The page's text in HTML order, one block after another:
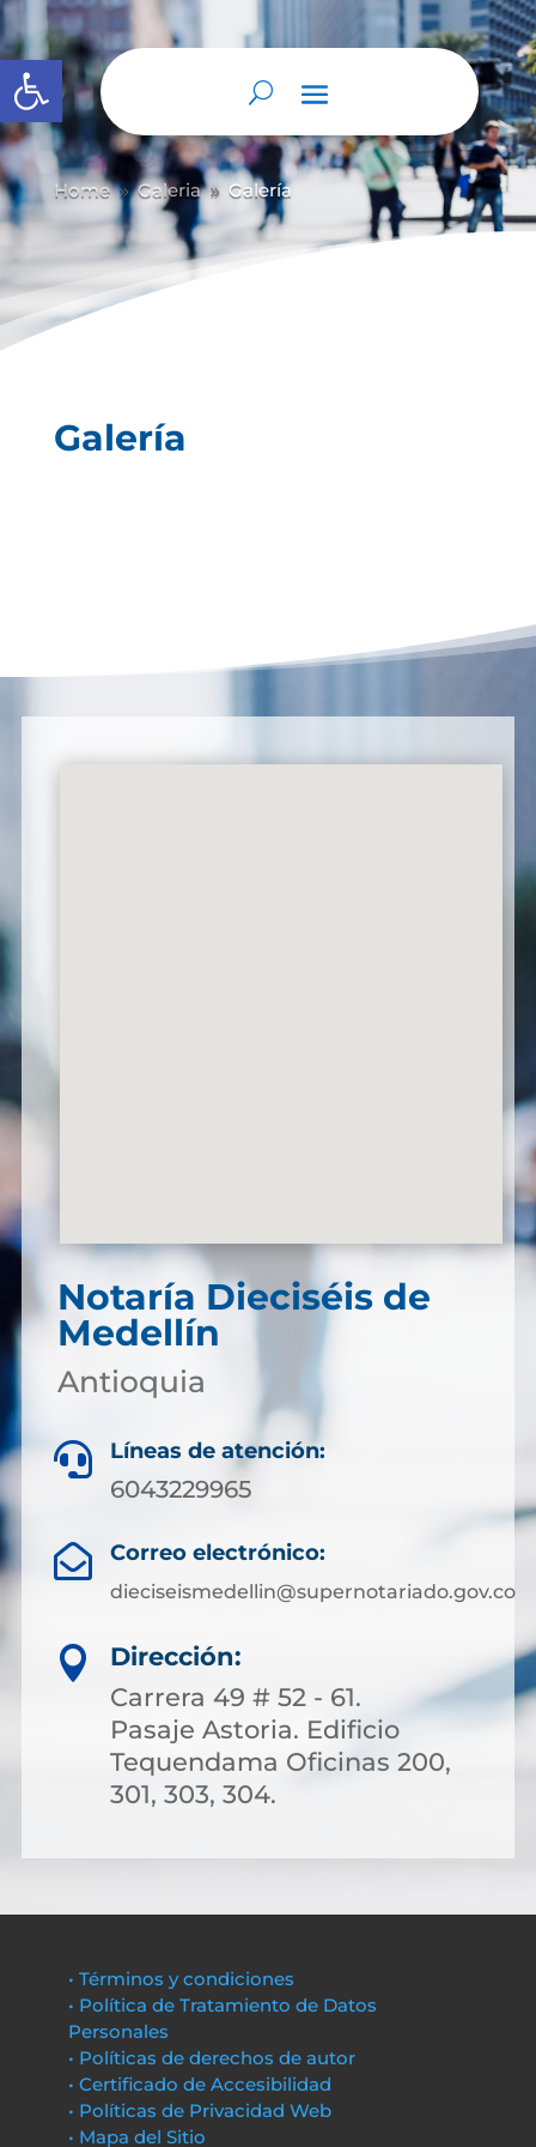
Abrir barra de herramientas
Home 9 Galeria 9 Galería
Galería
Notaría Dieciséis de
Medellín
Antioquia
 Líneas de atención:
6043229965
 Correo electrónico:
dieciseismedellin@supernotariado.gov.co

Dirección:
Carrera 49 # 52 - 61.
Pasaje Astoria. Edificio
Tequendama Oficinas 200,
301, 303, 304.
• Términos y condiciones
• Política de Tratamiento de Datos
Personales
• Políticas de derechos de autor
• Certificado de Accesibilidad
• Políticas de Privacidad Web
• Mapa del Sitio